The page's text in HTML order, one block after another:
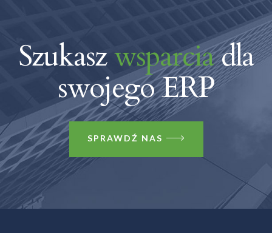
Szukaszwsparciadla
swojego ERP
SPRAWDŹ NAS